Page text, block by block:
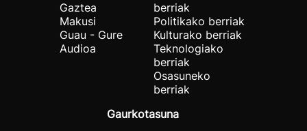
Gaztea
Makusi
Guau - Gure
Audioa
berriak
Politikako berriak
Kulturako berriak
Teknologiako
berriak
Osasuneko
berriak
Gaurkotasuna